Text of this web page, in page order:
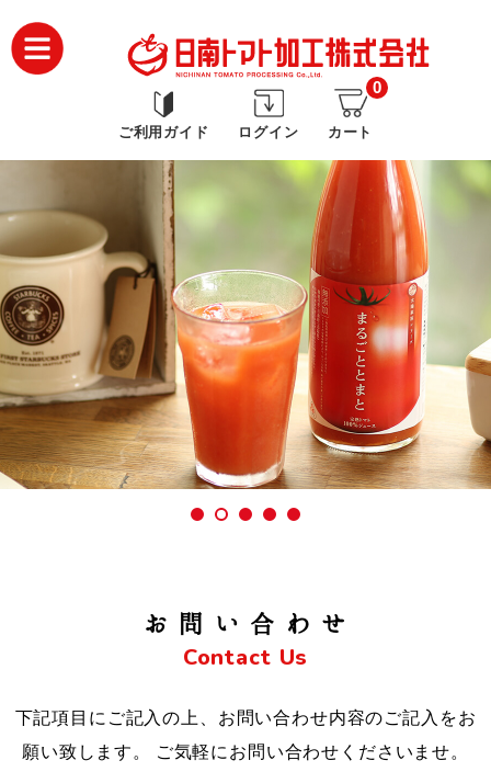
ご利用ガイド ログイン カート
0
お問い合わせ
Contact Us
下記項目にご記入の上、お問い合わせ内容のご記入をお
願い致します。
ご気軽にお問い合わせくださいませ。